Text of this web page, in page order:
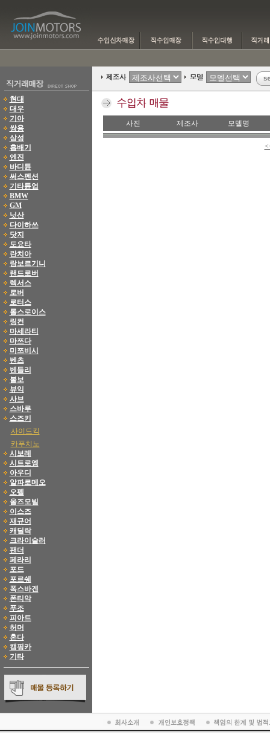
현대
대우
기아
쌍용
삼성
흡배기
엔진
바디튠
써스펜션
기타튠업
BMW
GM
닛산
다이하쓰
닷지
도요타
란치아
람보르기니
랜드로버
렉서스
로버
로터스
롤스로이스
링컨
마세라티
마쯔다
미쯔비시
벤츠
벤들리
볼보
뷰익
사브
스바루
스즈키
사이드킥
카푸치노
시보레
시트로엥
아우디
알파로메오
오펠
올즈모빌
이스즈
재규어
캐딜락
크라이슬러
팬더
페라리
포드
포르쉐
폭스바겐
폰티악
푸조
피아트
허머
혼다
캠핑카
기타
사진 제조사 모델명